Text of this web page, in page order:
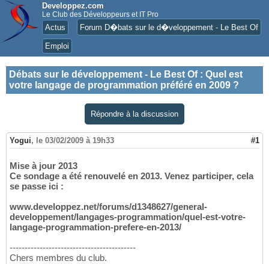
Developpez.com
Le Club des Développeurs et IT Pro
Actus Forum D�bats sur le d�veloppement - Le Best Of
Emploi
Débats sur le développement - Le Best Of: Quel est
votre langage de programmation préféré en 2009 ?
Répondre à la discussion
Yogui, le 03/02/2009 à 19h33 #1
Mise à jour 2013
Ce sondage a été renouvelé en 2013. Venez participer, cela
se passe ici :
www.developpez.net/forums/d1348627/general-
developpement/langages-programmation/quel-est-votre-
langage-programmation-prefere-en-2013/
------------------------------------------
Chers membres du club.